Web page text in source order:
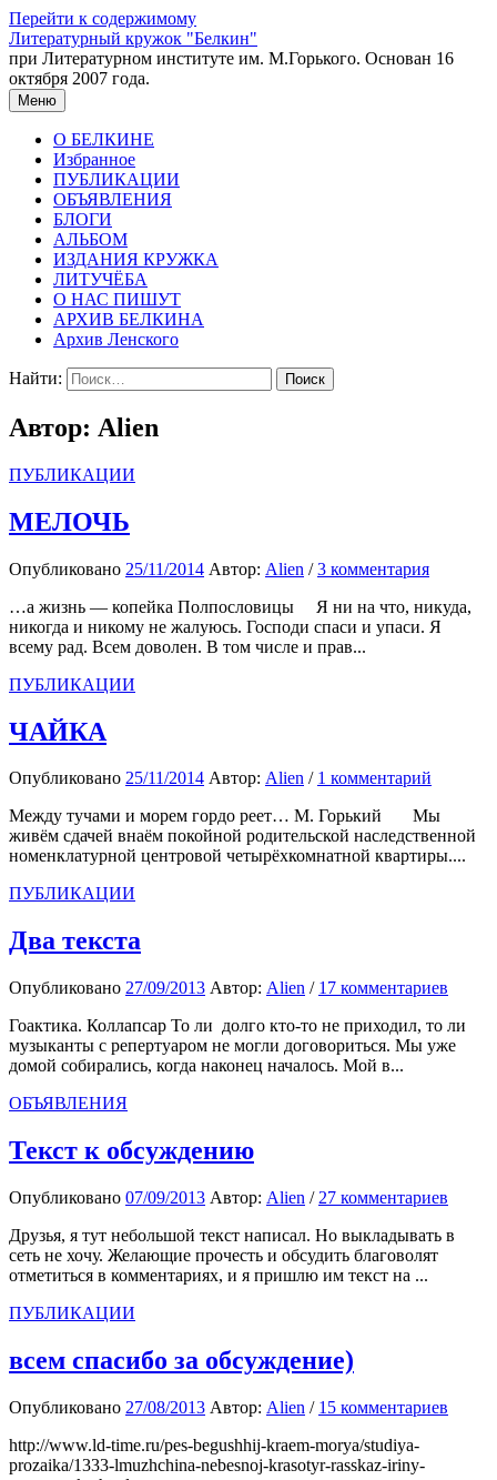
Перейти к содержимому
Литературный кружок "Белкин"
при Литературном институте им. М.Горького. Основан 16
октября 2007 года.
Меню
О БЕЛКИНЕ
Избранное
ПУБЛИКАЦИИ
ОБЪЯВЛЕНИЯ
БЛОГИ
АЛЬБОМ
ИЗДАНИЯ КРУЖКА
ЛИТУЧЁБА
О НАС ПИШУТ
АРХИВ БЕЛКИНА
Архив Ленского
Найти:
Автор: Alien
ПУБЛИКАЦИИ
МЕЛОЧЬ
Опубликовано 25/11/2014 Автор: Alien /3 комментария
…а жизнь — копейка Полпословицы Я ни на что, никуда,
никогда и никому не жалуюсь. Господи спаси и упаси. Я
всему рад. Всем доволен. В том числе и прав...
ПУБЛИКАЦИИ
ЧАЙКА
Опубликовано 25/11/2014 Автор: Alien / 1 комментарий
Между тучами и морем гордо реет… М. Горький Мы
живём сдачей внаём покойной родительской наследственной
номенклатурной центровой четырёхкомнатной квартиры....
ПУБЛИКАЦИИ
Два текста
Опубликовано 27/09/2013 Автор: Alien / 17 комментариев
Гоактика. Коллапсар То ли долго кто-то не приходил, то ли
музыканты с репертуаром не могли договориться. Мы уже
домой собирались, когда наконец началось. Мой в...
ОБЪЯВЛЕНИЯ
Текст к обсуждению
Опубликовано 07/09/2013 Автор: Alien / 27 комментариев
Друзья, я тут небольшой текст написал. Но выкладывать в
сеть не хочу. Желающие прочесть и обсудить благоволят
отметиться в комментариях, и я пришлю им текст на ...
ПУБЛИКАЦИИ
всем спасибо за обсуждение)
Опубликовано 27/08/2013 Автор: Alien / 15 комментариев
http://www.ld-time.ru/pes-begushhij-kraem-morya/studiya-
prozaika/1333-lmuzhchina-nebesnoj-krasotyr-rasskaz-iriny-